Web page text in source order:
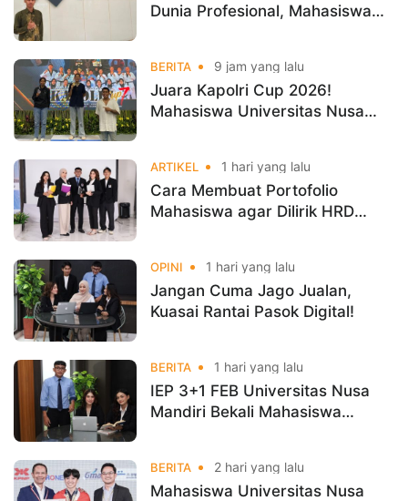
Dunia Profesional, Mahasiswa
BERITA 9 jam yang lalu
Juara Kapolri Cup 2026!
Mahasiswa Universitas Nusa
ARTIKEL 1 hari yang lalu
Cara Membuat Portofolio
Mahasiswa agar Dilirik HRD
OPINI 1 hari yang lalu
Jangan Cuma Jago Jualan,
Kuasai Rantai Pasok Digital!
BERITA 1 hari yang lalu
IEP 3+1 FEB Universitas Nusa
Mandiri Bekali Mahasiswa
BERITA 2 hari yang lalu
Mahasiswa Universitas Nusa